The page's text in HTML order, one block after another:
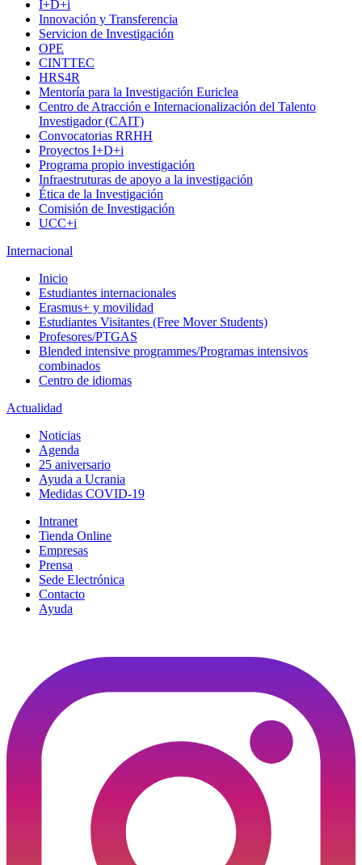
I+D+i
Innovación y Transferencia
Servicion de Investigación
OPE
CINTTEC
HRS4R
Mentoría para la Investigación Euriclea
Centro de Atracción e Internacionalización del Talento
Investigador (CAIT)
Convocatorias RRHH
Proyectos I+D+i
Programa propio investigación
Infraestruturas de apoyo a la investigación
Ética de la Investigación
Comisión de Investigación
UCC+i
Internacional
Inicio
Estudiantes internacionales
Erasmus+ y movilidad
Estudiantes Visitantes (Free Mover Students)
Profesores/PTGAS
Blended intensive programmes/Programas intensivos
combinados
Centro de idiomas
Actualidad
Noticias
Agenda
25 aniversario
Ayuda a Ucrania
Medidas COVID-19
Intranet
Tienda Online
Empresas
Prensa
Sede Electrónica
Contacto
Ayuda